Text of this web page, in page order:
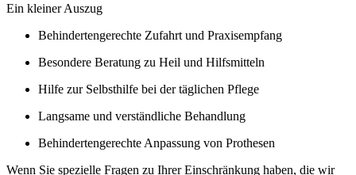
Ein kleiner Auszug
Behindertengerechte Zufahrt und Praxisempfang
Besondere Beratung zu Heil und Hilfsmitteln
Hilfe zur Selbsthilfe bei der täglichen Pflege
Langsame und verständliche Behandlung
Behindertengerechte Anpassung von Prothesen
Wenn Sie spezielle Fragen zu Ihrer Einschränkung haben, die wir